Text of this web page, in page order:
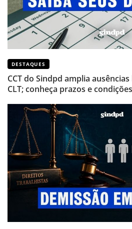
DESTAQUES
CCT do Sindpd amplia
CLT; conheça prazos e condições